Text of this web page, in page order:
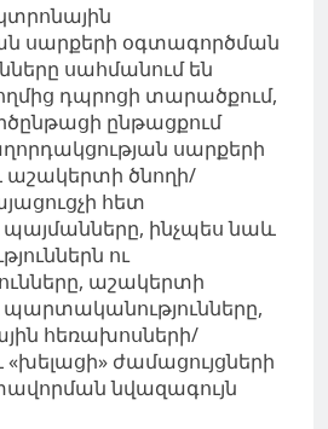
սարքերի օգտագործման
սահմանում են
դպրոցի տարածքում,
ընթացքում
սարքերի
ծնողի/
հետ
պայմանները, ինչպես նաև
ու
աշակերտի
պարտականությունները,
հեռախոսների/
ժամացույցների
նվազագույն